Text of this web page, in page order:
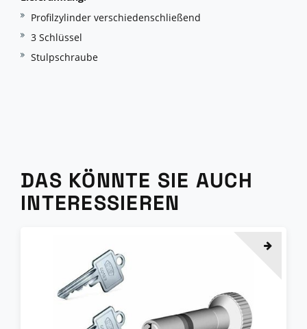
Profilzylinder verschiedenschließend
3 Schlüssel
Stulpschraube
DAS KÖNNTE SIE AUCH
INTERESSIEREN